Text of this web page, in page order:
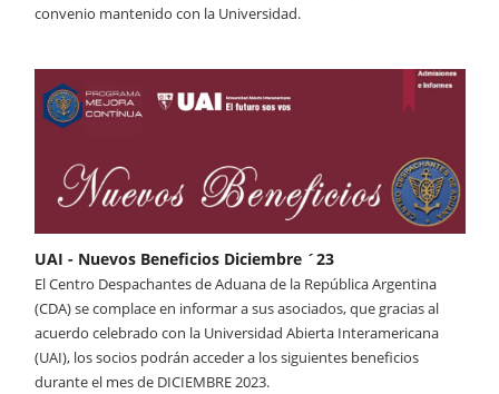
convenio mantenido con la Universidad.
UAI - Nuevos Beneficios Diciembre ´23
El Centro Despachantes de Aduana de la República Argentina
(CDA) se complace en informar a sus asociados, que gracias al
acuerdo celebrado con la Universidad Abierta Interamericana
(UAI), los socios podrán acceder a los siguientes beneficios
durante el mes de DICIEMBRE 2023.